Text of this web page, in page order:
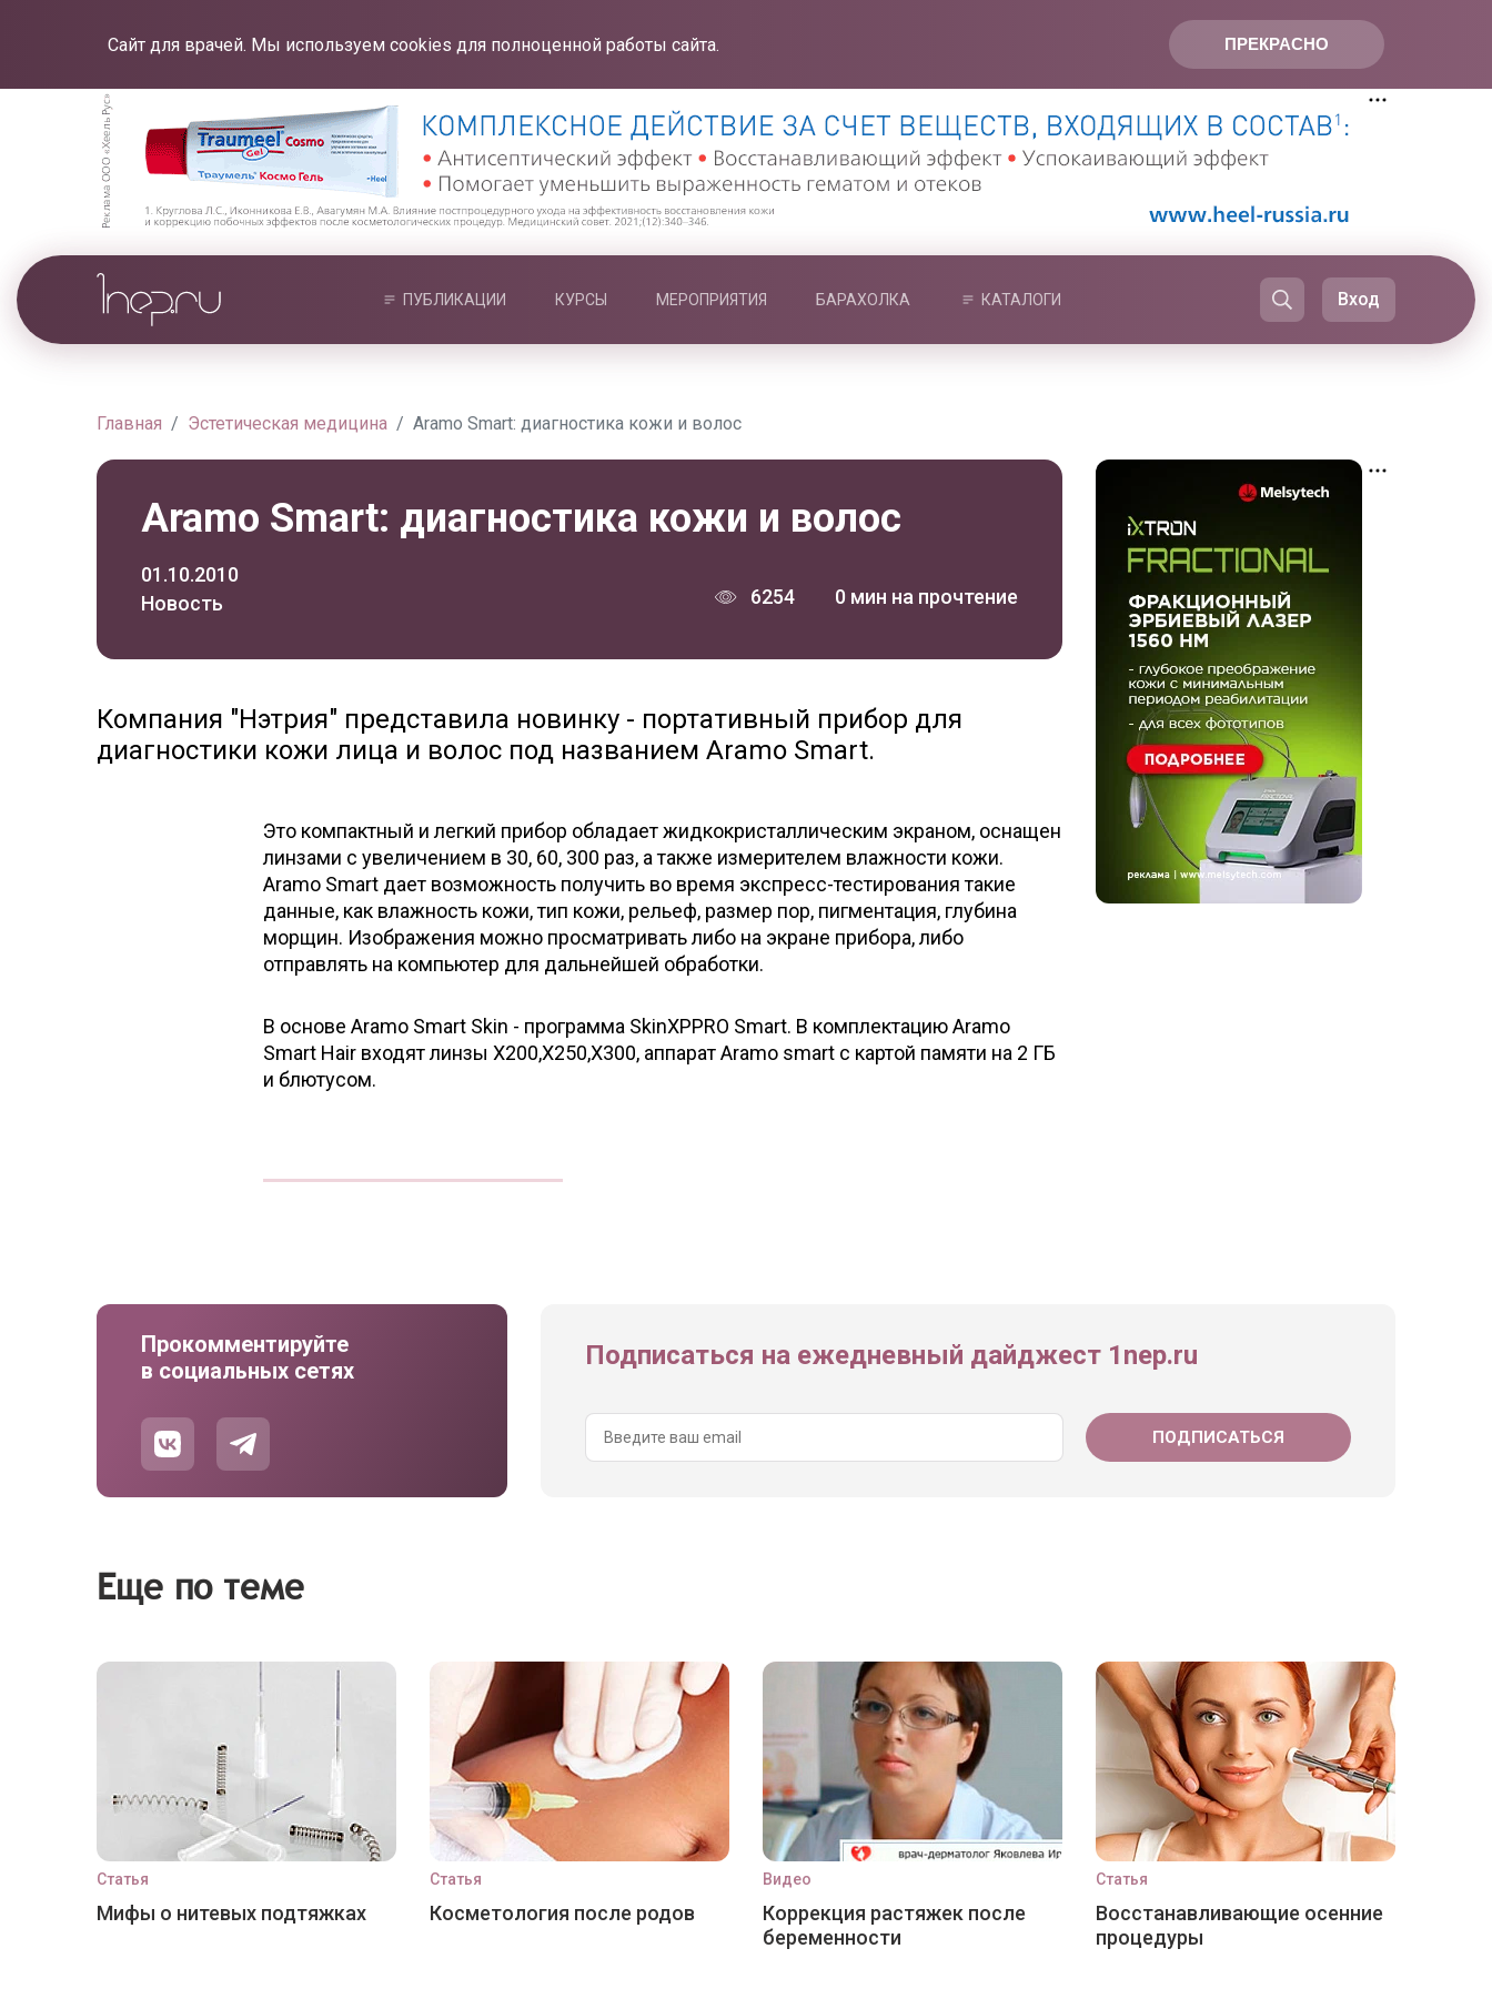
ПРЕКРАСНО
Сайт для врачей. Мы используем cookies для полноценной работы сайта.
ПУБЛИКАЦИИ КУРСЫ МЕРОПРИЯТИЯ БАРАХОЛКА КАТАЛОГИ Вход
Главная Эстетическая медицина Aramo Smart: диагностика кожи и волос
Aramo Smart: диагностика кожи и волос
01.10.2010
Новость
6254 0 мин на прочтение
Компания "Нэтрия" представила новинку - портативный прибор для
диагностики кожи лица и волос под названием Aramo Smart.
Это компактный и легкий прибор обладает жидкокристаллическим экраном, оснащен
линзами с увеличением в 30, 60, 300 раз, а также измерителем влажности кожи.
Aramo Smart дает возможность получить во время экспресс-тестирования такие
данные, как влажность кожи, тип кожи, рельеф, размер пор, пигментация, глубина
морщин. Изображения можно просматривать либо на экране прибора, либо
отправлять на компьютер для дальнейшей обработки.
В основе Aramo Smart Skin - программа SkinXPPRO Smart. В комплектацию Aramo
Smart Hair входят линзы Х200,Х250,Х300, аппарат Aramo smart с картой памяти на 2 ГБ
и блютусом.
Прокомментируйте
в социальных сетях
Подписаться на ежедневный дайджест 1nep.ru
Еще по теме
Статья
Мифы о нитевых подтяжках
Статья
Косметология после родов
Видео
Коррекция растяжек после
беременности
Статья
Восстанавливающие осенние
процедуры